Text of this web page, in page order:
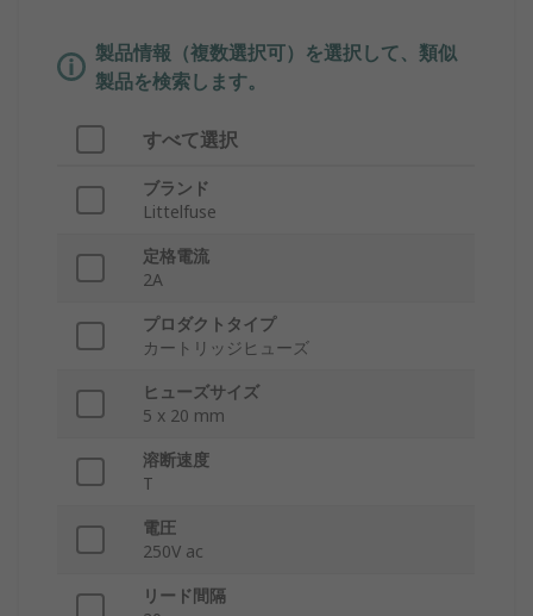
製品情報（複数選択可）を選択して、類似
製品を検索します。
すべて選択
ブランド
Littelfuse
定格電流
2A
プロダクトタイプ
カートリッジヒューズ
ヒューズサイズ
5 x 20 mm
溶断速度
T
電圧
250V ac
リード間隔